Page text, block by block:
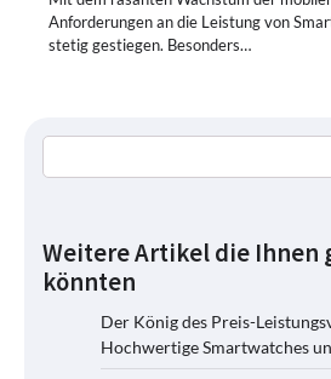
Anforderungen an die Leistung von
stetig gestiegen. Besonders…
Weitere Artikel die Ihnen
könnten
Der König des Preis-
Hochwertige Smartwatches